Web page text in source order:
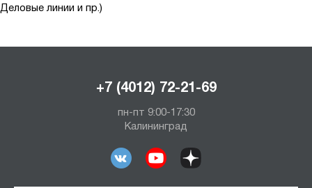
Деловые линии и пр.)
+7 (4012) 72-21-69
пн-пт 9:00-17:30
Калининград